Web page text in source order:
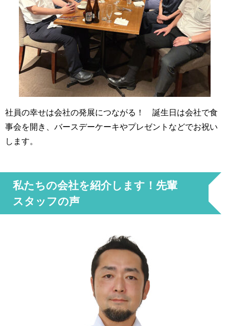
社員の幸せは会社の発展につながる！ 誕生日は会社で食
事会を開き、バースデーケーキやプレゼントなどでお祝い
します。
私たちの会社を紹介します！先輩
スタッフの声